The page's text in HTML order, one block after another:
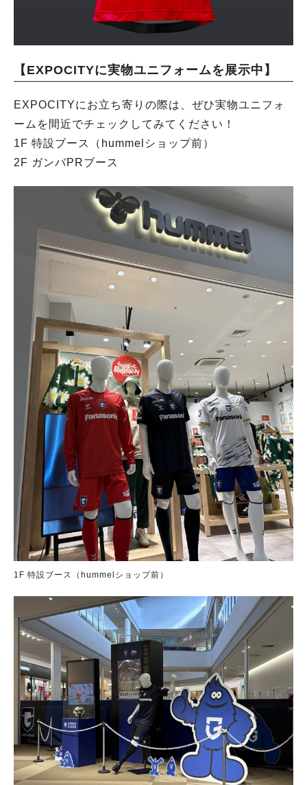
【EXPOCITYに実物ユニフォームを展示中】
EXPOCITYにお立ち寄りの際は、ぜひ実物ユニフォ
ームを間近でチェックしてみてください！
1F 特設ブース（hummelショップ前）
2F ガンバPRブース
1F 特設ブース（hummelショップ前）